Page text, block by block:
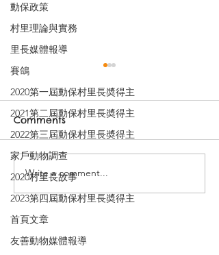
動保政策
村里理論與實務
里長媒體報導
賽鴿
2020第一屆動保村里長奬得主
2021第二屆動保村里長奬得主
2022第三屆動保村里長奬得主
家戶動物調查
2020村里長故事
2023第四屆動保村里長奬得主
首頁文章
友善動物媒體報導
降低除草劑風險，推動零
毒害綠地管理
Comments
Write a comment...